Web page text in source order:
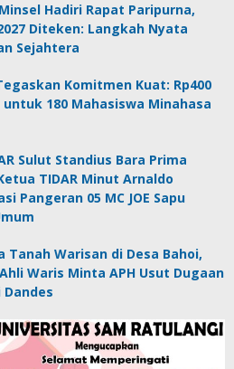
Hadiri Rapat Paripurna,
Diteken: Langkah Nyata
Sejahtera
Komitmen Kuat: Rp400
180 Mahasiswa Minahasa
Sulut Standius Bara Prima
TIDAR Minut Arnaldo
Pangeran 05 MC JOE Sapu
Tanah Warisan di Desa Bahoi,
Waris Minta APH Usut Dugaan